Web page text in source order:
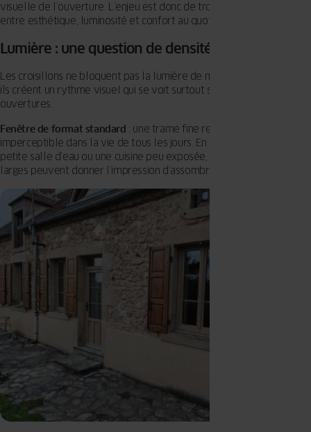
visuelle de l’ouverture. L’enjeu est donc de trouver le bon équilibre
entre esthétique, luminosité et confort au quotidien.
Lumière : une question de densité et de dessin
Les croisillons ne bloquent pas la lumière de manière notable, mais
ils créent un rythme visuel qui se voit surtout sur les petites
ouvertures.
Fenêtre de format standard : une trame fine reste presque
imperceptible dans la vie de tous les jours. En revanche, dans une
petite salle d’eau ou une cuisine peu exposée, des croisillons trop
larges peuvent donner l’impression d’assombrir la pièce.